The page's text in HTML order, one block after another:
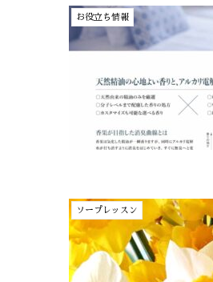
お役立ち情報
ソープレッスン